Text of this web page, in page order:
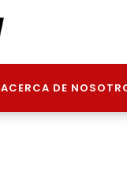
ACERCA DE